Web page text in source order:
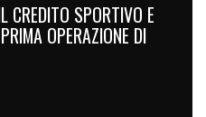
CREDITO SPORTIVO E
OPERAZIONE DI